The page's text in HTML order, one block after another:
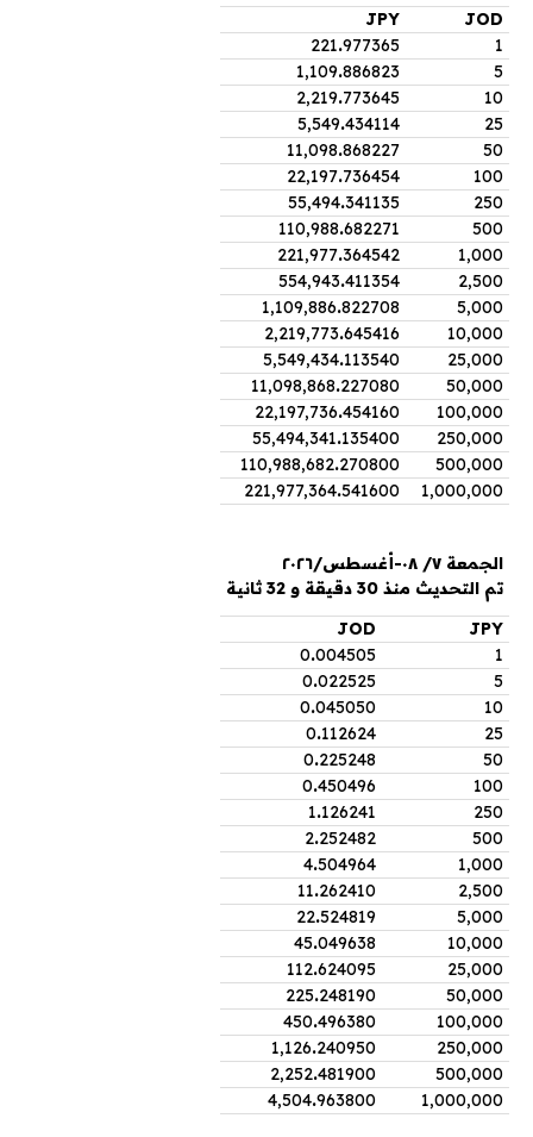
JOD
JPY
1
221.977365
5
1,109.886823
10
2,219.773645
25
5,549.434114
50
11,098.868227
100
22,197.736454
250
55,494.341135
500
110,988.682271
1,000
221,977.364542
2,500
554,943.411354
5,000
1,109,886.822708
10,000
2,219,773.645416
25,000
5,549,434.113540
50,000
11,098,868.227080
100,000
22,197,736.454160
250,000
55,494,341.135400
500,000
110,988,682.270800
1,000,000
221,977,364.541600
الجمعة ٧/ ٠٨-أغسطس/٢٠٢٦
تم التحديث منذ 30 دقيقة و 32 ثانية
JPY
JOD
1
0.004505
5
0.022525
10
0.045050
25
0.112624
50
0.225248
100
0.450496
250
1.126241
500
2.252482
1,000
4.504964
2,500
11.262410
5,000
22.524819
10,000
45.049638
25,000
112.624095
50,000
225.248190
100,000
450.496380
250,000
1,126.240950
500,000
2,252.481900
1,000,000
4,504.963800